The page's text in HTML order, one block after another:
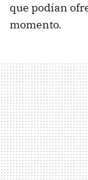
que podían
momento.